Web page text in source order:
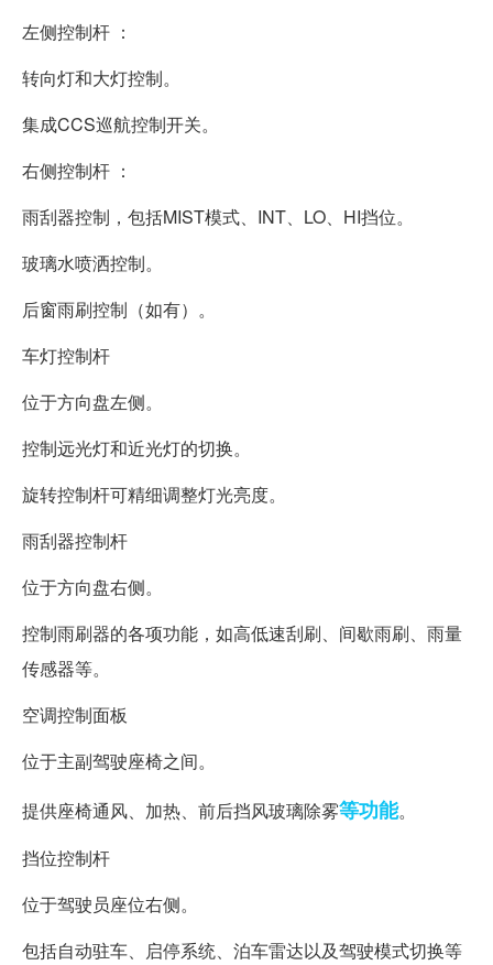
左侧控制杆 ：
转向灯和大灯控制。
集成CCS巡航控制开关。
右侧控制杆 ：
雨刮器控制，包括MIST模式、INT、LO、HI挡位。
玻璃水喷洒控制。
后窗雨刷控制（如有）。
车灯控制杆
位于方向盘左侧。
控制远光灯和近光灯的切换。
旋转控制杆可精细调整灯光亮度。
雨刮器控制杆
位于方向盘右侧。
控制雨刷器的各项功能，如高低速刮刷、间歇雨刷、雨量
传感器等。
空调控制面板
位于主副驾驶座椅之间。
提供座椅通风、加热、前后挡风玻璃除雾等功能。
挡位控制杆
位于驾驶员座位右侧。
包括自动驻车、启停系统、泊车雷达以及驾驶模式切换等